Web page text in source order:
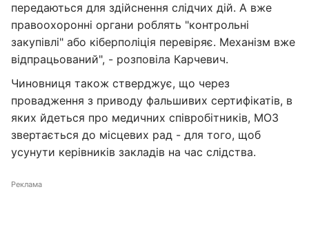
передаються для здійснення слідчих дій. А вже
правоохоронні органи роблять "контрольні
закупівлі" або кіберполіція перевіряє. Механізм вже
відпрацьований", - розповіла Карчевич.
Чиновниця також стверджує, що через
провадження з приводу фальшивих сертифікатів, в
яких йдеться про медичних співробітників, МОЗ
звертається до місцевих рад - для того, щоб
усунути керівників закладів на час слідства.
Реклама